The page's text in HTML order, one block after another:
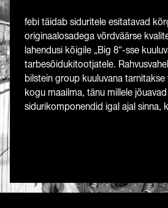
febi täidab siduritele esitatavad
originaalosadega võrdväärse
lahendusi kõigile „Big 8“-sse
tarbesõidukitootjatele.
bilstein group kuuluvana tarnitakse
kogu maailma, tänu millele
sidurikomponendid igal ajal sinna,